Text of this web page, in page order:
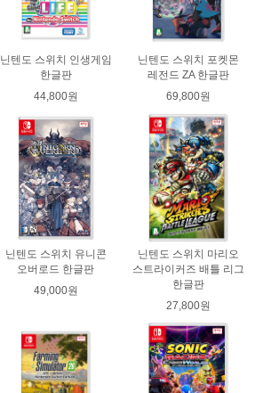
닌텐도 스위치 인생게임
한글판
44,800원
닌텐도 스위치 포켓몬
레전드 ZA 한글판
69,800원
닌텐도 스위치 유니콘
오버로드 한글판
49,000원
닌텐도 스위치 마리오
스트라이커즈 배틀 리그
한글판
27,800원